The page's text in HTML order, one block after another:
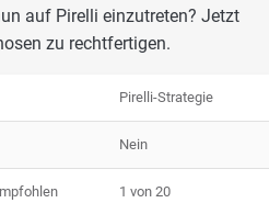
auf Pirelli einzutreten? Jetzt
zu rechtfertigen.
Pirelli-Strategie
Nein
1 von 20